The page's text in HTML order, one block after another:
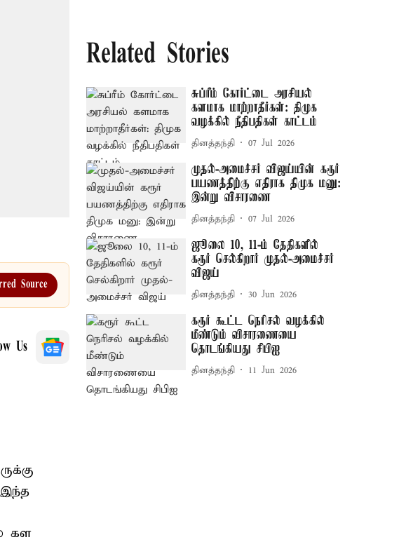
Source
Us
இந்த
கள
Related Stories
சுப்ரீம் கோர்ட்டை அரசியல்
களமாக மாற்றாதீர்கள்: திமுக
வழக்கில் நீதிபதிகள் காட்டம்
தினத்தந்தி 07 Jul 2026
முதல்-அமைச்சர் விஜய்யின் கரூர்
பயணத்திற்கு எதிராக திமுக மனு:
இன்று விசாரணை
தினத்தந்தி 07 Jul 2026
ஜூலை 10, 11-ம் தேதிகளில்
கரூர் செல்கிறார் முதல்-அமைச்சர்
விஜய்
தினத்தந்தி 30 Jun 2026
கரூர் கூட்ட நெரிசல் வழக்கில்
மீண்டும் விசாரணையை
தொடங்கியது சிபிஐ
தினத்தந்தி 11 Jun 2026